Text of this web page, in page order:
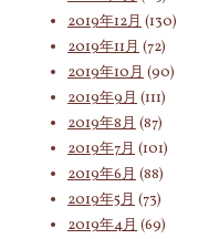
2019年12月 (130)
2019年11月 (72)
2019年10月 (90)
2019年9月 (111)
2019年8月 (87)
2019年7月 (101)
2019年6月 (88)
2019年5月 (73)
2019年4月 (69)